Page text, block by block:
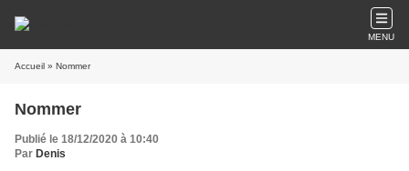
MENU
Accueil » Nommer
Nommer
Publié le 18/12/2020 à 10:40
Par Denis